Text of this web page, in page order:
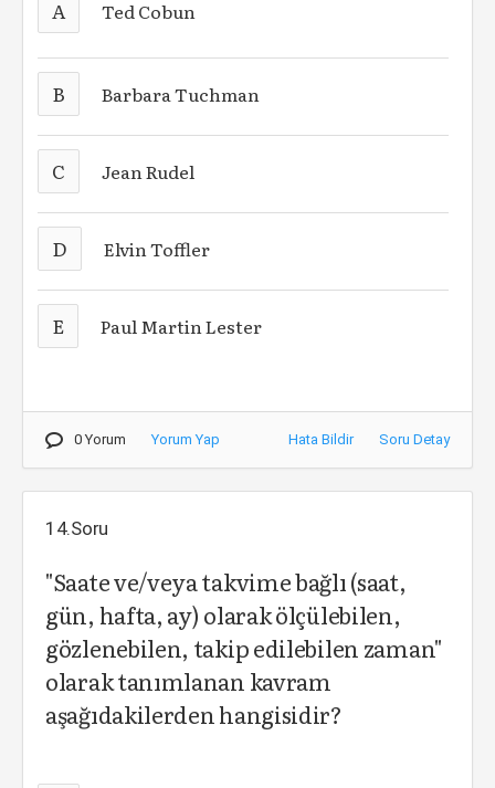
A Ted Cobun
B Barbara Tuchman
C Jean Rudel
D Elvin Toffler
E Paul Martin Lester
0 Yorum Yorum Yap Hata Bildir Soru Detay
14.Soru
"Saate ve/veya takvime bağlı (saat,
gün, hafta, ay) olarak ölçülebilen,
gözlenebilen, takip edilebilen zaman"
olarak tanımlanan kavram
aşağıdakilerden hangisidir?